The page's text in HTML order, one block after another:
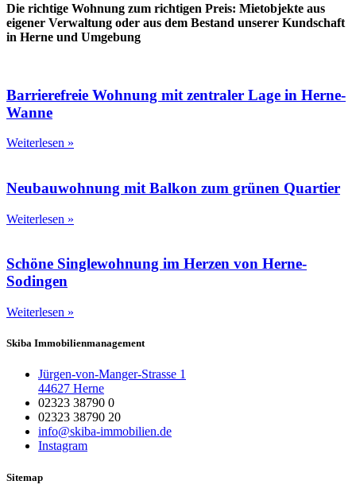
Die richtige Wohnung zum richtigen Preis: Mietobjekte aus
eigener Verwaltung oder aus dem Bestand unserer Kundschaft
in Herne und Umgebung
Barrierefreie Wohnung mit zentraler Lage in Herne-
Wanne
Weiterlesen »
Neubauwohnung mit Balkon zum grünen Quartier
Weiterlesen »
Schöne Singlewohnung im Herzen von Herne-
Sodingen
Weiterlesen »
Skiba Immobilienmanagement
Jürgen-von-Manger-Strasse 1
44627 Herne
02323 38790 0
02323 38790 20
info@skiba-immobilien.de
Instagram
Sitemap